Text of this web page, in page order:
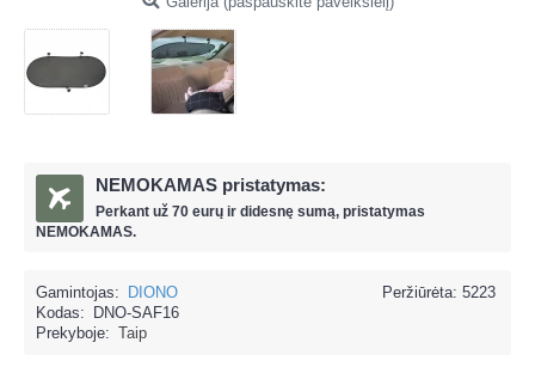
NEMOKAMAS pristatymas:
Perkant už 70 eurų ir didesnę sumą, pristatymas
NEMOKAMAS.
Peržiūrėta: 5223
Gamintojas:
DIONO
Kodas:
DNO-SAF16
Prekyboje: Taip